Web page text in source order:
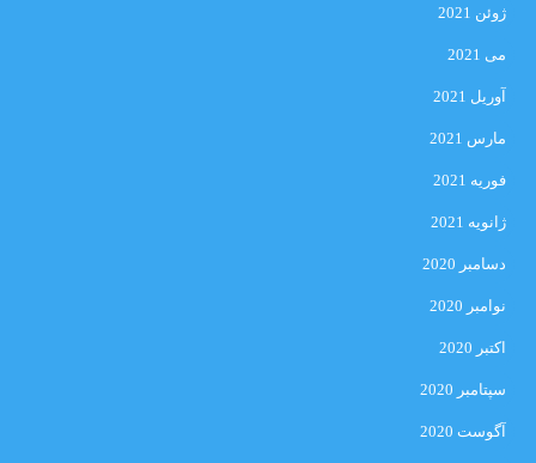
ژوئن 2021
می 2021
آوریل 2021
مارس 2021
فوریه 2021
ژانویه 2021
دسامبر 2020
نوامبر 2020
اکتبر 2020
سپتامبر 2020
آگوست 2020